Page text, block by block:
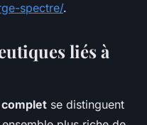
spectre/.
liés à
complet se distinguent